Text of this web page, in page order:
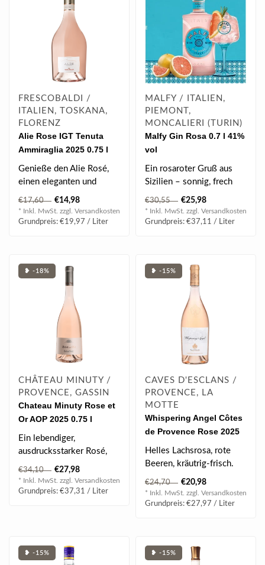
FRESCOBALDI /
ITALIEN, TOSKANA,
FLORENZ
Alie Rose IGT Tenuta
Ammiraglia 2025 0.75 l
Genieße den Alie Rosé,
einen eleganten und
aromatischen Wein mit
Noten von Blu..
€17,60 €14,98
* Inkl. MwSt. zzgl. Versandkosten
Grundpreis: €19,97 / Liter
MALFY / ITALIEN,
PIEMONT,
MONCALIERI (TURIN)
Malfy Gin Rosa 0.7 l 41%
vol
Ein rosaroter Gruß aus
Sizilien – sonnig, frech
und unwiderstehlich.
BEWER..
€30,55 €25,98
* Inkl. MwSt. zzgl. Versandkosten
Grundpreis: €37,11 / Liter
❥ -18%
CHÂTEAU MINUTY /
PROVENCE, GASSIN
Chateau Minuty Rose et
Or AOP 2025 0.75 l
Ein lebendiger,
ausdrucksstarker Rosé,
der lebhafte Aromen mit
einer intensiven..
€34,10 €27,98
* Inkl. MwSt. zzgl. Versandkosten
Grundpreis: €37,31 / Liter
❥ -15%
CAVES D'ESCLANS /
PROVENCE, LA
MOTTE
Whispering Angel Côtes
de Provence Rose 2025
0.75 l
Helles Lachsrosa, rote
Beeren, kräutrig-frisch.
Eleganter Provence-Rosé
mit ..
€24,70 €20,98
* Inkl. MwSt. zzgl. Versandkosten
Grundpreis: €27,97 / Liter
❥ -15% ❥ -15%